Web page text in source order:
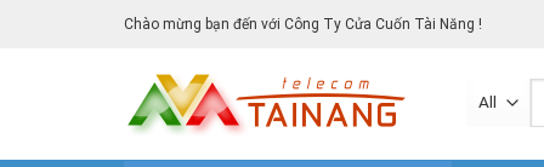
Chào mừng bạn đến với Công Ty Cửa Cuốn Tài Năng !